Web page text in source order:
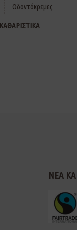
Οδοντόκρεμες
ΚΑΘΑΡΙΣΤΙΚΑ
ΝΕΑ